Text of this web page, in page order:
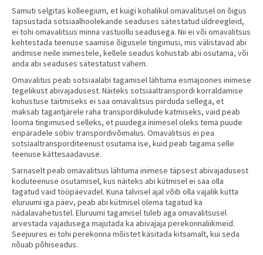
Samuti selgitas kolleegium, et kuigi kohalikul omavalitusel on õigus
täpsustada sotsiaalhoolekande seaduses sätestatud üldreegleid,
ei tohi omavalitsus minna vastuollu seadusega. Nii ei või omavalitsus
kehtestada teenuse saamise õigusele tingimusi, mis välistavad abi
andmise neile inimestele, kellele seadus kohustab abi osutama, või
anda abi seaduses sätestatust vähem.
Omavalitus peab sotsiaalabi tagamisel lähtuma esmajoones inimese
tegelikust abivajadusest. Näiteks sotsiaaltranspordi korraldamise
kohustuse täitmiseks ei saa omavalitsus piirduda sellega, et
maksab tagantjärele raha transpordikulude katmiseks, vaid peab
looma tingimused selleks, et puudega inimesel oleks tema puude
eripäradele sobiv transpordivõimalus. Omavalitsus ei pea
sotsiaaltransporditeenust osutama ise, kuid peab tagama selle
teenuse kättesaadavuse.
Sarnaselt peab omavalitsus lähtuma inimese täpsest abivajadusest
koduteenuse osutamisel, kus näiteks abi kütmisel ei saa olla
tagatud vaid tööpäevadel. Kuna talvisel ajal võib olla vajalik kütta
eluruumi iga päev, peab abi kütmisel olema tagatud ka
nädalavahetustel. Eluruumi tagamisel tuleb aga omavalitsusel
arvestada vajadusega majutada ka abivajaja perekonnaliikmeid.
Seejuures ei tohi perekonna mõistet käsitada kitsamalt, kui seda
nõuab põhiseadus.